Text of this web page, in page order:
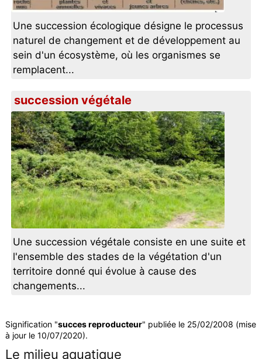
Une succession écologique désigne le processus
naturel de changement et de développement au
sein d'un écosystème, où les organismes se
remplacent...
succession végétale
Une succession végétale consiste en une suite et
l'ensemble des stades de la végétation d'un
territoire donné qui évolue à cause des
changements...
Signification "succes reproducteur" publiée le 25/02/2008 (mise
à jour le 10/07/2020).
Le milieu aquatique